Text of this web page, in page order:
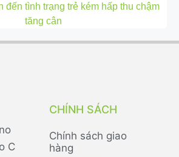
đến tình trạng trẻ kém hấp thu chậm
tăng cân
C
CHÍNH SÁCH
Chính sách giao
hàng